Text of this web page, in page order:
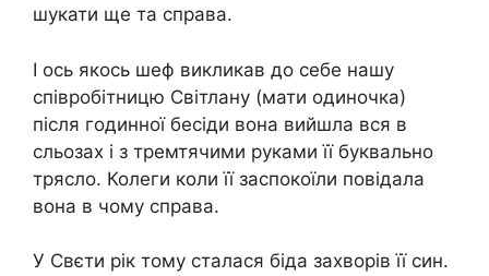
шукати ще та справа.
І ось якось шеф викликав до себе нашу
співробітницю Світлану (мати одиночка)
після годинної бесіди вона вийшла вся в
сльозах і з тремтячими руками її буквально
трясло. Колеги коли її заспокоїли повідала
вона в чому справа.
У Свєти рік тому сталася біда захвoрів її син.